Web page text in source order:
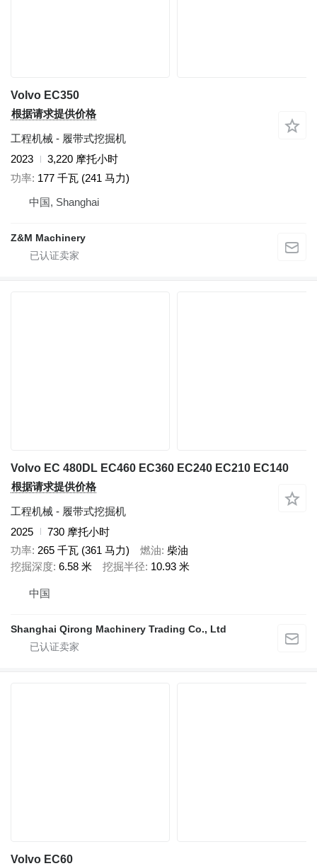
Volvo EC350
根据请求提供价格
工程机械 - 履带式挖掘机
2023
3,220 摩托小时
功率 177 千瓦 (241 马力)
中国, Shanghai
Z&M Machinery
Volvo EC 480DL EC460 EC360 EC240 EC210 EC140
根据请求提供价格
工程机械 - 履带式挖掘机
2025
730 摩托小时
功率 265 千瓦 (361 马力) 燃油 柴油
挖掘深度 6.58 米 挖掘半径 10.93 米
中国
Shanghai Qirong Machinery Trading Co., Ltd
Volvo EC60